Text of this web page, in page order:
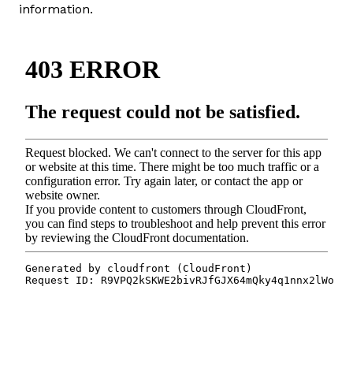
information.